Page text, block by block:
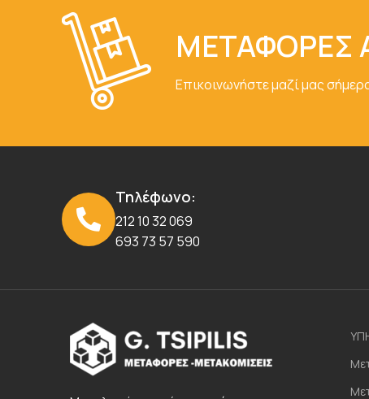
ΜΕΤΑΦΟΡΕΣ
Επικοινωνήστε μαζί μας
Τηλέφωνο:
212 10 32 069
693 73 57 590